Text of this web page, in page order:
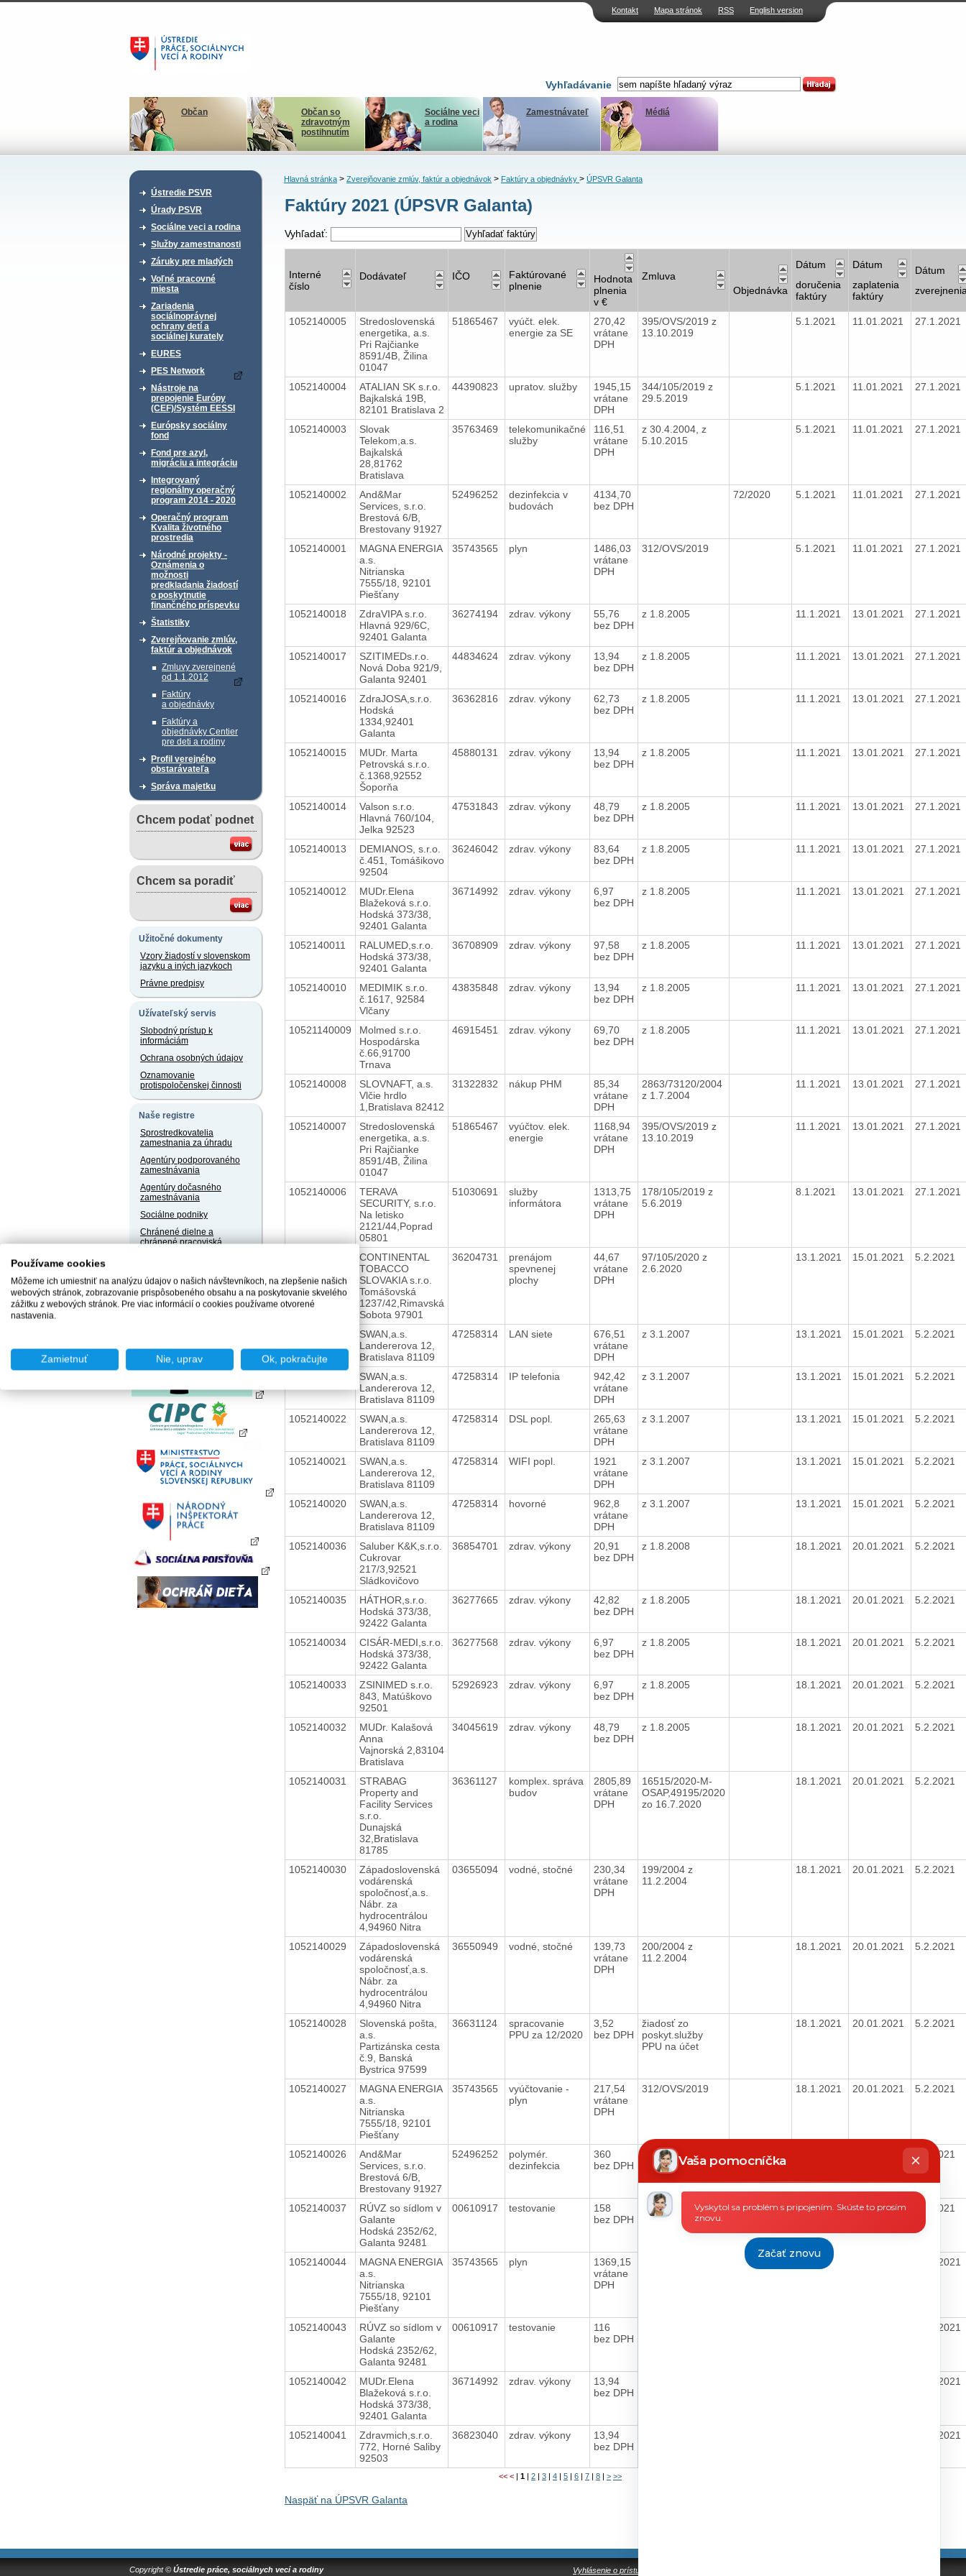
Kontakt Mapa stránok RSS English version
Vyhľadávanie
Občan
Občan so
zdravotným
postihnutím
Sociálne veci
a rodina
Zamestnávateľ Médiá
Ústredie PSVR
Úrady PSVR
Sociálne veci a rodina
Služby zamestnanosti
Záruky pre mladých
Voľné pracovné
miesta
Zariadenia
sociálnoprávnej
ochrany detí a
sociálnej kurately
EURES
PES Network
Nástroje na
prepojenie Európy
(CEF)/Systém EESSI
Európsky sociálny
fond
Fond pre azyl,
migráciu a integráciu
Integrovaný
regionálny operačný
program 2014 - 2020
Operačný program
Kvalita životného
prostredia
Národné projekty -
Oznámenia o
možnosti
predkladania žiadostí
o poskytnutie
finančného príspevku
Štatistiky
Zverejňovanie zmlúv,
faktúr a objednávok
Zmluvy zverejnené
od 1.1.2012
Faktúry
a objednávky
Faktúry a
objednávky Centier
pre deti a rodiny
Profil verejného
obstarávateľa
Správa majetku
Chcem podať podnet
Chcem sa poradiť
Užitočné dokumenty
Vzory žiadostí v slovenskom
jazyku a iných jazykoch
Právne predpisy
Užívateľský servis
Slobodný prístup k
informáciám
Ochrana osobných údajov
Oznamovanie
protispoločenskej činnosti
Naše registre
Sprostredkovatelia
zamestnania za úhradu
Agentúry podporovaného
zamestnávania
Agentúry dočasného
zamestnávania
Sociálne podniky
Chránené dielne a
chránené pracoviská
Hlavná stránka> Zverejňovanie zmlúv, faktúr a objednávok> Faktúry a objednávky > ÚPSVR Galanta
Faktúry 2021 (ÚPSVR Galanta)
Vyhľadať:
Interné
číslo
Dodávateľ IČO
Faktúrované
plnenie
Hodnota
plnenia
v €
Zmluva
Objednávka
Dátum
doručenia
faktúry
Dátum
zaplatenia
faktúry
Dátum
1052140005
Stredoslovenská
energetika, a.s.
Pri Rajčianke
8591/4B, Žilina
01047
51865467
vyúčt. elek.
energie za SE
270,42
vrátane
DPH
395/OVS/2019 z
13.10.2019
5.1.2021 11.01.2021 27.1.2021
1052140004
ATALIAN SK s.r.o.
Bajkalská 19B,
82101 Bratislava 2
44390823 upratov. služby
1945,15
vrátane
DPH
344/105/2019 z
29.5.2019
5.1.2021 11.01.2021 27.1.2021
1052140003
Slovak
Telekom,a.s.
Bajkalská
28,81762
Bratislava
35763469
telekomunikačné
služby
116,51
vrátane
DPH
z 30.4.2004, z
5.10.2015
5.1.2021 11.01.2021 27.1.2021
1052140002
And&Mar
Services, s.r.o.
Brestová 6/B,
Brestovany 91927
52496252
dezinfekcia v
budovách
4134,70
bez DPH
72/2020 5.1.2021 11.01.2021 27.1.2021
1052140001
MAGNA ENERGIA
a.s.
Nitrianska
7555/18, 92101
Piešťany
35743565 plyn
1486,03
vrátane
DPH
312/OVS/2019 5.1.2021 11.01.2021 27.1.2021
1052140018
ZdraVIPA s.r.o.
Hlavná 929/6C,
92401 Galanta
36274194 zdrav. výkony
55,76
bez DPH
z 1.8.2005 11.1.2021 13.01.2021 27.1.2021
1052140017
SZITIMEDs.r.o.
Nová Doba 921/9,
Galanta 92401
44834624 zdrav. výkony
13,94
bez DPH
z 1.8.2005 11.1.2021 13.01.2021 27.1.2021
1052140016
ZdraJOSA,s.r.o.
Hodská
1334,92401
Galanta
36362816 zdrav. výkony
62,73
bez DPH
z 1.8.2005 11.1.2021 13.01.2021 27.1.2021
1052140015
MUDr. Marta
Petrovská s.r.o.
č.1368,92552
Šoporňa
45880131 zdrav. výkony
13,94
bez DPH
z 1.8.2005 11.1.2021 13.01.2021 27.1.2021
1052140014
Valson s.r.o.
Hlavná 760/104,
Jelka 92523
47531843 zdrav. výkony
48,79
bez DPH
z 1.8.2005 11.1.2021 13.01.2021 27.1.2021
1052140013
DEMIANOS, s.r.o.
č.451, Tomášikovo
92504
36246042 zdrav. výkony
83,64
bez DPH
z 1.8.2005 11.1.2021 13.01.2021 27.1.2021
1052140012
MUDr.Elena
Blažeková s.r.o.
Hodská 373/38,
92401 Galanta
36714992 zdrav. výkony
6,97
bez DPH
z 1.8.2005 11.1.2021 13.01.2021 27.1.2021
1052140011
RALUMED,s.r.o.
Hodská 373/38,
92401 Galanta
36708909 zdrav. výkony
97,58
bez DPH
z 1.8.2005 11.1.2021 13.01.2021 27.1.2021
1052140010
MEDIMIK s.r.o.
č.1617, 92584
Vlčany
43835848 zdrav. výkony
13,94
bez DPH
z 1.8.2005 11.1.2021 13.01.2021 27.1.2021
10521140009
Molmed s.r.o.
Hospodárska
č.66,91700
Trnava
46915451 zdrav. výkony
69,70
bez DPH
z 1.8.2005 11.1.2021 13.01.2021 27.1.2021
1052140008
SLOVNAFT, a.s.
Vlčie hrdlo
1,Bratislava 82412
31322832 nákup PHM
85,34
vrátane
DPH
2863/73120/2004
z 1.7.2004
11.1.2021 13.01.2021 27.1.2021
1052140007
Stredoslovenská
energetika, a.s.
Pri Rajčianke
8591/4B, Žilina
01047
51865467
vyúčtov. elek.
energie
1168,94
vrátane
DPH
395/OVS/2019 z
13.10.2019
11.1.2021 13.01.2021 27.1.2021
1052140006
TERAVA
SECURITY, s.r.o.
Na letisko
2121/44,Poprad
05801
51030691
služby
informátora
1313,75
vrátane
DPH
178/105/2019 z
5.6.2019
8.1.2021 13.01.2021 27.1.2021
CONTINENTAL
TOBACCO
SLOVAKIA s.r.o.
Tomášovská
1237/42,Rimavská
Sobota 97901
36204731
prenájom
spevnenej
plochy
44,67
vrátane
DPH
97/105/2020 z
2.6.2020
13.1.2021 15.01.2021 5.2.2021
SWAN,a.s.
Landererova 12,
Bratislava 81109
47258314 LAN siete
676,51
vrátane
DPH
z 3.1.2007 13.1.2021 15.01.2021 5.2.2021
SWAN,a.s.
Landererova 12,
Bratislava 81109
47258314 IP telefonia
942,42
vrátane
DPH
z 3.1.2007 13.1.2021 15.01.2021 5.2.2021
1052140022
SWAN,a.s.
Landererova 12,
Bratislava 81109
47258314 DSL popl.
265,63
vrátane
DPH
z 3.1.2007 13.1.2021 15.01.2021 5.2.2021
1052140021
SWAN,a.s.
Landererova 12,
Bratislava 81109
47258314 WIFI popl.
1921
vrátane
DPH
z 3.1.2007 13.1.2021 15.01.2021 5.2.2021
1052140020
SWAN,a.s.
Landererova 12,
Bratislava 81109
47258314 hovorné
962,8
vrátane
DPH
z 3.1.2007 13.1.2021 15.01.2021 5.2.2021
1052140036
Saluber K&K,s.r.o.
Cukrovar
217/3,92521
Sládkovičovo
36854701 zdrav. výkony
20,91
bez DPH
z 1.8.2008 18.1.2021 20.01.2021 5.2.2021
1052140035
HÁTHOR,s.r.o.
Hodská 373/38,
92422 Galanta
36277665 zdrav. výkony
42,82
bez DPH
z 1.8.2005 18.1.2021 20.01.2021 5.2.2021
1052140034
CISÁR-MEDI,s.r.o.
Hodská 373/38,
92422 Galanta
36277568 zdrav. výkony
6,97
bez DPH
z 1.8.2005 18.1.2021 20.01.2021 5.2.2021
1052140033
ZSINIMED s.r.o.
843, Matúškovo
92501
52926923 zdrav. výkony
6,97
bez DPH
z 1.8.2005 18.1.2021 20.01.2021 5.2.2021
1052140032
MUDr. Kalašová
Anna
Vajnorská 2,83104
Bratislava
34045619 zdrav. výkony
48,79
bez DPH
z 1.8.2005 18.1.2021 20.01.2021 5.2.2021
1052140031
STRABAG
Property and
Facility Services
s.r.o.
Dunajská
32,Bratislava
81785
36361127
komplex. správa
budov
2805,89
vrátane
DPH
16515/2020-M-
OSAP,49195/2020
zo 16.7.2020
18.1.2021 20.01.2021 5.2.2021
1052140030
Západoslovenská
vodárenská
spoločnosť,a.s.
Nábr. za
hydrocentrálou
4,94960 Nitra
03655094 vodné, stočné
230,34
vrátane
DPH
199/2004 z
11.2.2004
18.1.2021 20.01.2021 5.2.2021
1052140029
Západoslovenská
vodárenská
spoločnosť,a.s.
Nábr. za
hydrocentrálou
4,94960 Nitra
36550949 vodné, stočné
139,73
vrátane
DPH
200/2004 z
11.2.2004
18.1.2021 20.01.2021 5.2.2021
1052140028
Slovenská pošta,
a.s.
Partizánska cesta
č.9, Banská
Bystrica 97599
36631124
spracovanie
PPU za 12/2020
3,52
bez DPH
žiadosť zo
poskyt.služby
PPU na účet
18.1.2021 20.01.2021 5.2.2021
1052140027
MAGNA ENERGIA
a.s.
Nitrianska
7555/18, 92101
Piešťany
35743565
vyúčtovanie -
plyn
217,54
vrátane
DPH
312/OVS/2019 18.1.2021 20.01.2021 5.2.2021
1052140026
And&Mar
Services, s.r.o.
Brestová 6/B,
Brestovany 91927
52496252
polymér.
dezinfekcia
360
bez DPH
73/2020 20.01.2021 5.2.2021
1052140037
RÚVZ so sídlom v
Galante
Hodská 2352/62,
Galanta 92481
00610917 testovanie
158
bez DPH
5/2021 26.1.2021 28.01.2021 5.2.2021
1052140044
MAGNA ENERGIA
a.s.
Nitrianska
7555/18, 92101
Piešťany
35743565 plyn
1369,15
vrátane
DPH
2.2.2021 23.2.2021
1052140043
RÚVZ so sídlom v
Galante
Hodská 2352/62,
Galanta 92481
00610917 testovanie
116
bez DPH
23.2.2021
1052140042
MUDr.Elena
Blažeková s.r.o.
Hodská 373/38,
92401 Galanta
36714992 zdrav. výkony
13,94
bez DPH
23.2.2021
1052140041
Zdravmich,s.r.o.
772, Horné Saliby
92503
36823040 zdrav. výkony
13,94
bez DPH
23.2.2021
<< <| 1| 2| 3| 4| 5| 6| 7| 8| > >>
Naspäť na ÚPSVR Galanta
Copyright © Ústredie práce, sociálnych vecí a rodiny Vyhlásenie o prístupnosti
Vaša pomocníčka
Chatbot
píše
Vyskytol sa problém s pripojením. Skúste to prosím
znovu.
Začať znovu
Používame cookies
Môžeme ich umiestniť na analýzu údajov o našich návštevníkoch, na zlepšenie našich
webových stránok, zobrazovanie prispôsobeného obsahu a na poskytovanie skvelého
zážitku z webových stránok. Pre viac informácií o cookies používame otvorené
nastavenia.
Zamietnuť Nie, uprav Ok, pokračujte